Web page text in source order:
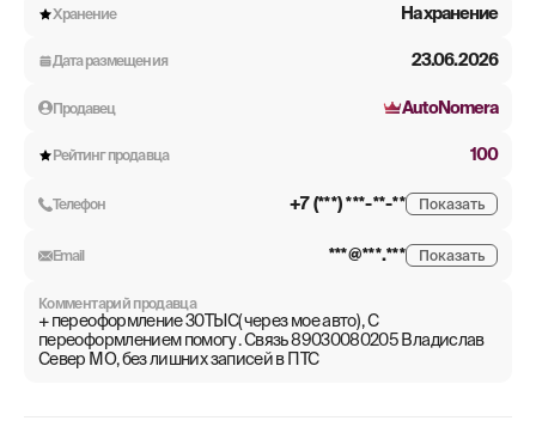
Хранение На хранение
Дата размещения 23.06.2026
Продавец AutoNomera
Рейтинг продавца 100
Телефон +7 (***) ***-**-** Показать
Email ***@***.*** Показать
Комментарий продавца
+ переоформление 30ТЫС( через мое авто) , С
переоформлением помогу . Связь 89030080205 Владислав
Север МО, без лишних записей в ПТС